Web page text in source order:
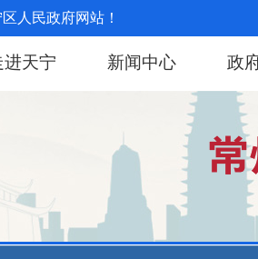
人民政府网站！
进天宁 新闻中心 政